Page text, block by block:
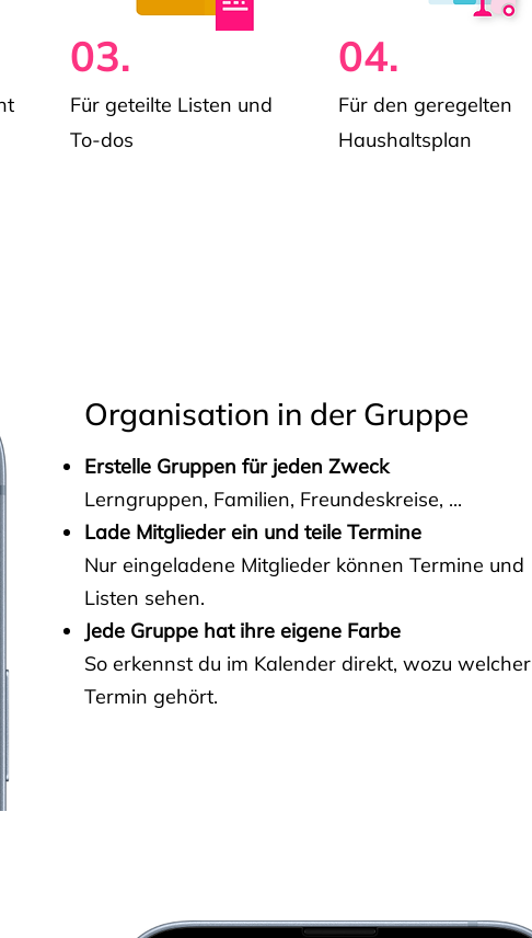
03.
Für geteilte Listen und
To-dos
04.
Für den geregelten
Haushaltsplan
Organisation in der Gruppe
Erstelle Gruppen für jeden Zweck
Lerngruppen, Familien, Freundeskreise, ...
Lade Mitglieder ein und teile Termine
Nur eingeladene Mitglieder können Termine und
Listen sehen.
Jede Gruppe hat ihre eigene Farbe
So erkennst du im Kalender direkt, wozu welcher
Termin gehört.